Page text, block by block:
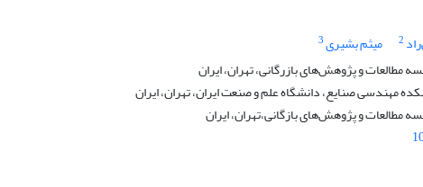
2 میثم بشیری3
و پژوهش‌های بازرگانی، تهران، ایران
مهندسی صنایع، دانشگاه علم و صنعت ایران، تهران، ایران
و پژوهش‌های بازگانی،‌تهران، ایران